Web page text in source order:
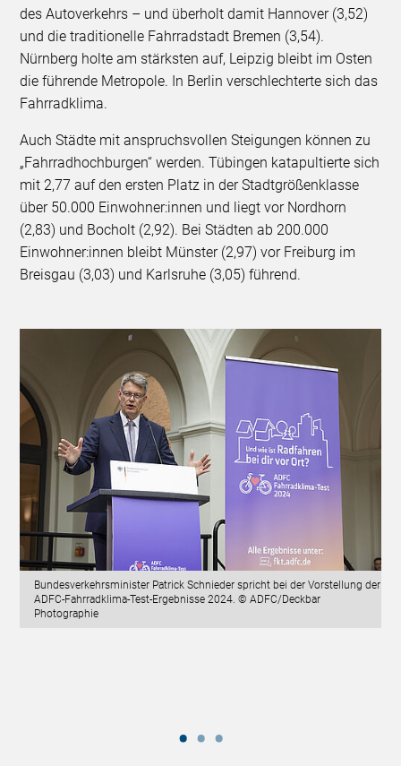
des Autoverkehrs – und überholt damit Hannover (3,52)
und die traditionelle Fahrradstadt Bremen (3,54).
Nürnberg holte am stärksten auf, Leipzig bleibt im Osten
die führende Metropole. In Berlin verschlechterte sich das
Fahrradklima.
Auch Städte mit anspruchsvollen Steigungen können zu
„Fahrradhochburgen“ werden. Tübingen katapultierte sich
mit 2,77 auf den ersten Platz in der Stadtgrößenklasse
über 50.000 Einwohner:innen und liegt vor Nordhorn
(2,83) und Bocholt (2,92). Bei Städten ab 200.000
Einwohner:innen bleibt Münster (2,97) vor Freiburg im
Breisgau (3,03) und Karlsruhe (3,05) führend.
Bundesverkehrsminister Patrick Schnieder spricht bei der Vorstellung der
ADFC-Fahrradklima-Test-Ergebnisse 2024. © ADFC/Deckbar
Photographie